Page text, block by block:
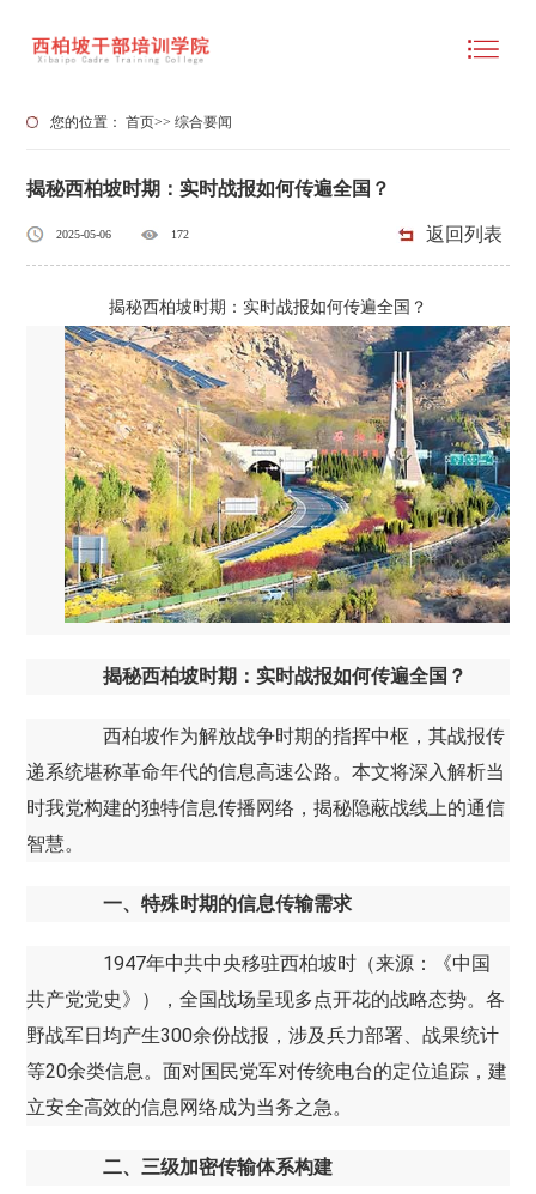
您的位置：首页>>综合要闻
揭秘西柏坡时期：实时战报如何传遍全国？
2025-05-06 172 返回列表
揭秘西柏坡时期：实时战报如何传遍全国？
揭秘西柏坡时期：实时战报如何传遍全国？
西柏坡作为解放战争时期的指挥中枢，其战报传
递系统堪称革命年代的信息高速公路。本文将深入解析当
时我党构建的独特信息传播网络，揭秘隐蔽战线上的通信
智慧。
一、特殊时期的信息传输需求
1947年中共中央移驻西柏坡时（来源：《中国
共产党党史》），全国战场呈现多点开花的战略态势。各
野战军日均产生300余份战报，涉及兵力部署、战果统计
等20余类信息。面对国民党军对传统电台的定位追踪，建
立安全高效的信息网络成为当务之急。
二、三级加密传输体系构建